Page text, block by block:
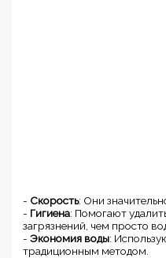
- Скорость: Они
- Гигиена: Помогают
загрязнений, чем просто
-Экономия воды:
традиционным методом.